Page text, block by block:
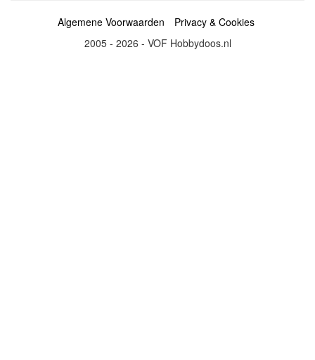
Algemene Voorwaarden
Privacy & Cookies
2005 - 2026 - VOF Hobbydoos.nl